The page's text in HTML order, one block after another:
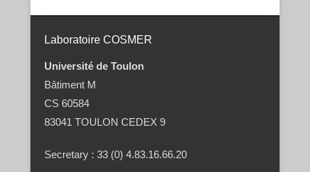
Laboratoire COSMER
Université de Toulon
Bâtiment M
CS 60584
83041 TOULON CEDEX 9
Secretary : 33 (0) 4.83.16.66.20